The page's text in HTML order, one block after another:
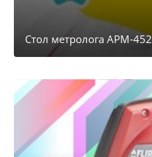
Стол метролога АРМ-